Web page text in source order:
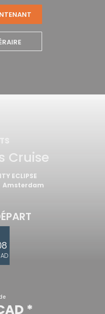
Cruise
ECLIPSE
Amsterdam
*